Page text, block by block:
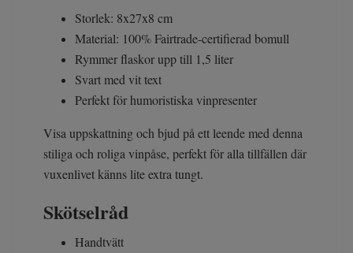
Storlek: 8x27x8 cm
Material: 100% Fairtrade-certifierad bomull
Rymmer flaskor upp till 1,5 liter
Svart med vit text
Perfekt för humoristiska vinpresenter
Visa uppskattning och bjud på ett leende med denna
stiliga och roliga vinpåse, perfekt för alla tillfällen där
vuxenlivet känns lite extra tungt.
Skötselråd
Handtvätt